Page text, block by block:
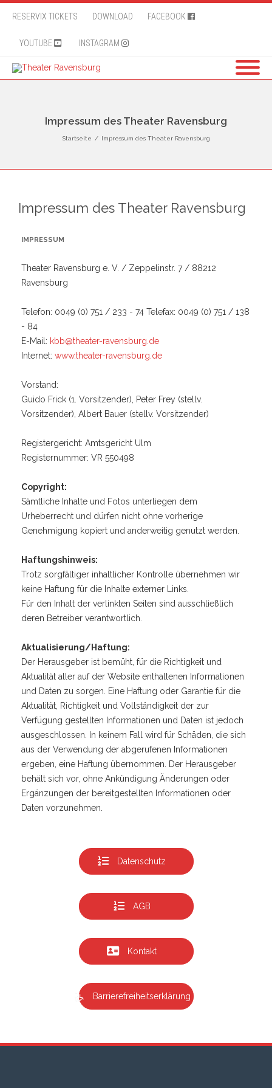
RESERVIX TICKETS DOWNLOAD FACEBOOK
YOUTUBE INSTAGRAM
Impressum des Theater Ravensburg
Startseite / Impressum des Theater Ravensburg
Impressum des Theater Ravensburg
IMPRESSUM
Theater Ravensburg e. V. / Zeppelinstr. 7 / 88212
Ravensburg
Telefon: 0049 (0) 751 / 233 - 74 Telefax: 0049 (0) 751 / 138
- 84
E-Mail: kbb@theater-ravensburg.de
Internet: www.theater-ravensburg.de
Vorstand:
Guido Frick (1. Vorsitzender), Peter Frey (stellv.
Vorsitzender), Albert Bauer (stellv. Vorsitzender)
Registergericht: Amtsgericht Ulm
Registernummer: VR 550498
Copyright:
Sämtliche Inhalte und Fotos unterliegen dem
Urheberrecht und dürfen nicht ohne vorherige
Genehmigung kopiert und anderweitig genutzt werden.
Haftungshinweis:
Trotz sorgfältiger inhaltlicher Kontrolle übernehmen wir
keine Haftung für die Inhalte externer Links.
Für den Inhalt der verlinkten Seiten sind ausschließlich
deren Betreiber verantwortlich.
Aktualisierung/Haftung:
Der Herausgeber ist bemüht, für die Richtigkeit und
Aktualität aller auf der Website enthaltenen Informationen
und Daten zu sorgen. Eine Haftung oder Garantie für die
Aktualität, Richtigkeit und Vollständigkeit der zur
Verfügung gestellten Informationen und Daten ist jedoch
ausgeschlossen. In keinem Fall wird für Schäden, die sich
aus der Verwendung der abgerufenen Informationen
ergeben, eine Haftung übernommen. Der Herausgeber
behält sich vor, ohne Ankündigung Änderungen oder
Ergänzungen der bereitgestellten Informationen oder
Daten vorzunehmen.
Datenschutz
AGB
Kontakt
Barrierefreiheitserklärung